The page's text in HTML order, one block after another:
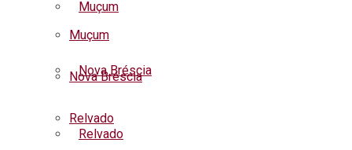
Muçum
Nova Bréscia
Relvado
Muçum
Nova Bréscia
Relvado